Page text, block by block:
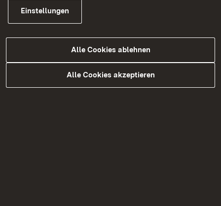
Einstellungen
Alle Cookies ablehnen
Alle Cookies akzeptieren